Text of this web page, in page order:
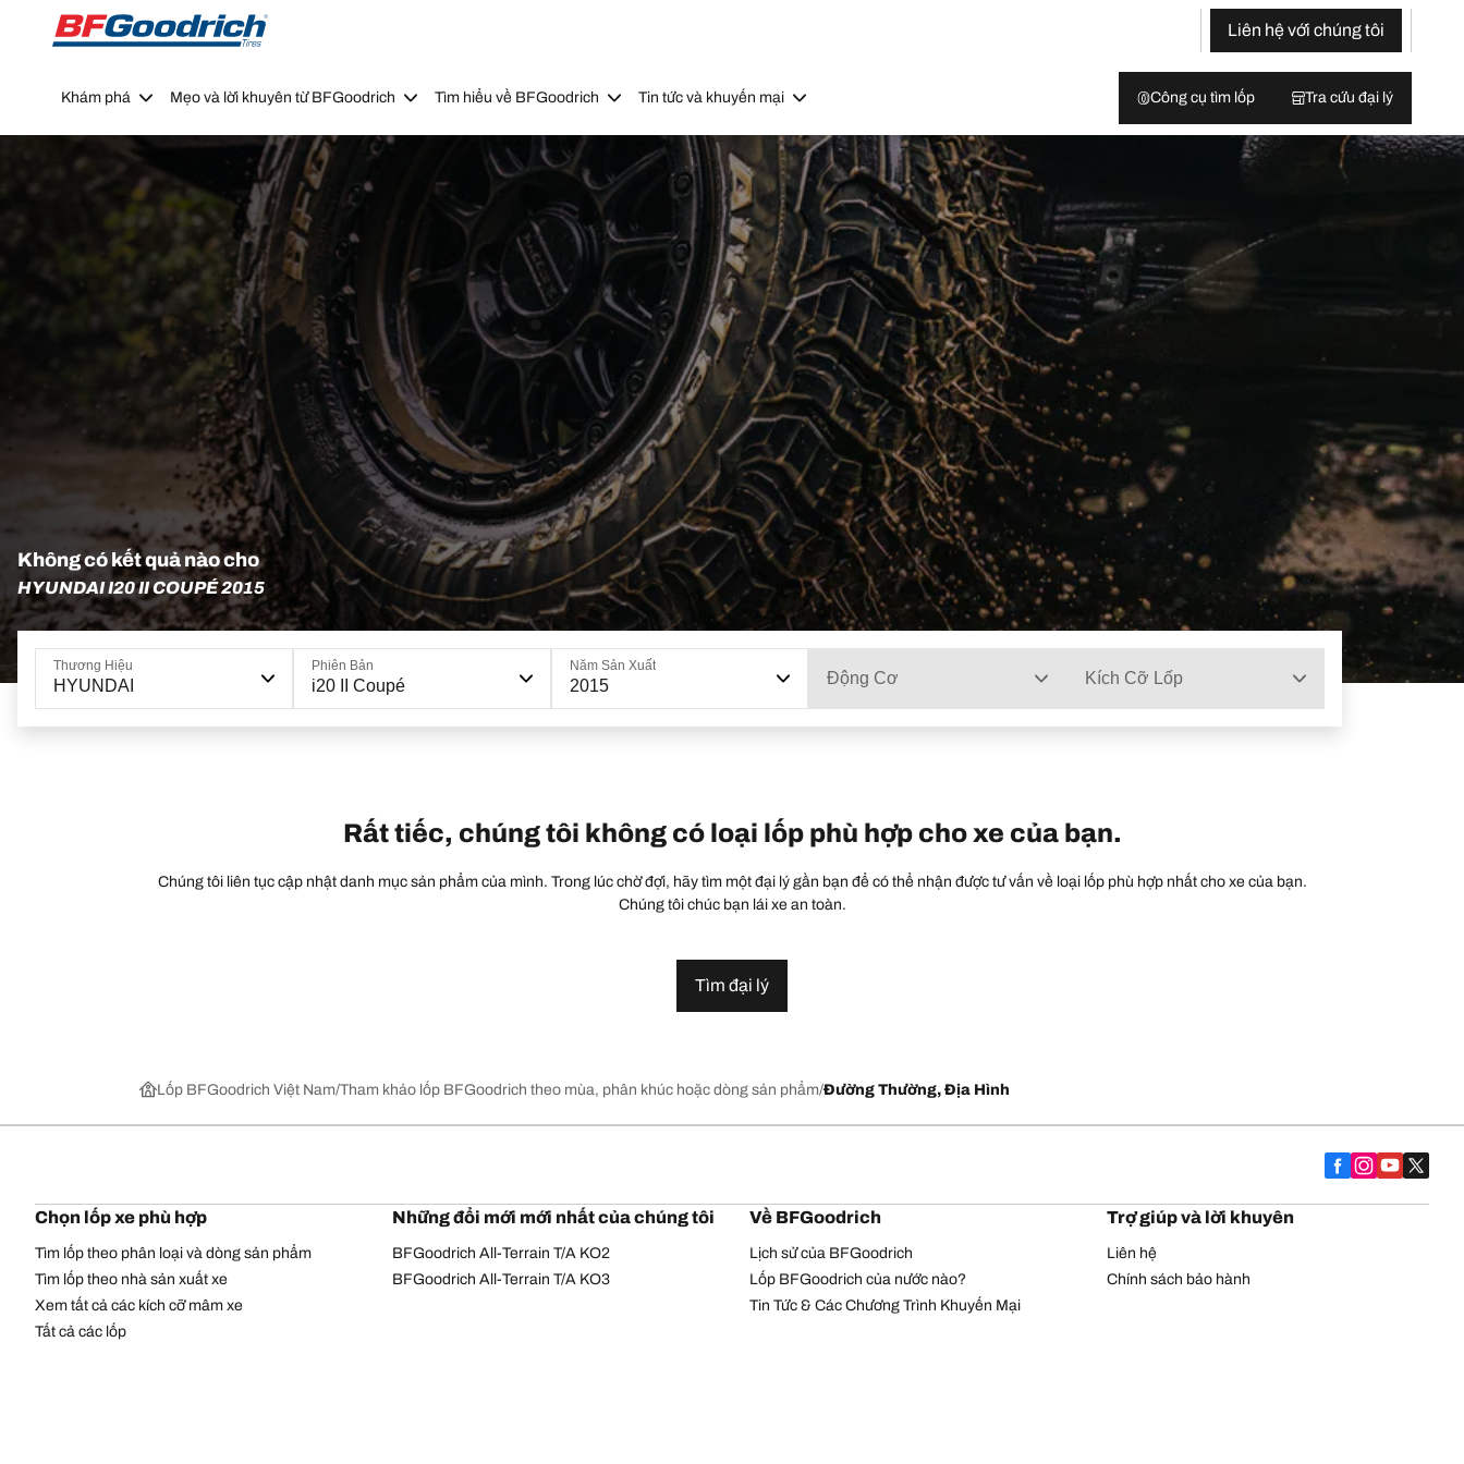
Go to page content
Go to page navigation
Liên hệ với chúng tôi
Khám phá Mẹo và lời khuyên từ BFGoodrich Tìm hiểu về BFGoodrich Tin tức và khuyến mại Công cụ tìm lốp Tra cứu đại lý
Không có kết quả nào cho
HYUNDAI I20 II COUPÉ 2015
Thương Hiệu
HYUNDAI
Phiên Bản
i20 II Coupé
Năm Sản Xuất
2015 Động Cơ Kích Cỡ Lốp
Rất tiếc, chúng tôi không có loại lốp phù hợp cho xe của bạn.
Chúng tôi liên tục cập nhật danh mục sản phẩm của mình. Trong lúc chờ đợi, hãy tìm một đại lý gần bạn để có thể nhận được tư vấn về loại lốp phù hợp nhất cho xe của bạn.
Chúng tôi chúc bạn lái xe an toàn.
Tìm đại lý
Lốp BFGoodrich Việt Nam Tham khảo lốp BFGoodrich theo mùa, phân khúc hoặc dòng sản phẩm Đường Thường, Địa Hình
Chọn lốp xe phù hợp
Tìm lốp theo phân loại và dòng sản phẩm
Tìm lốp theo nhà sản xuất xe
Xem tất cả các kích cỡ mâm xe
Tất cả các lốp
Những đổi mới mới nhất của chúng tôi
BFGoodrich All-Terrain T/A KO2
BFGoodrich All-Terrain T/A KO3
Về BFGoodrich
Lịch sử của BFGoodrich
Lốp BFGoodrich của nước nào?
Tin Tức & Các Chương Trình Khuyến Mại
Trợ giúp và lời khuyên
Liên hệ
Chính sách bảo hành